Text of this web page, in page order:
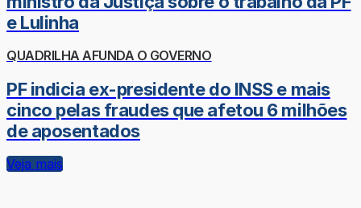
e Lulinha
QUADRILHA AFUNDA O GOVERNO
PF indicia ex-presidente do INSS e mais
cinco pelas fraudes que afetou 6 milhões
de aposentados
Veja mais